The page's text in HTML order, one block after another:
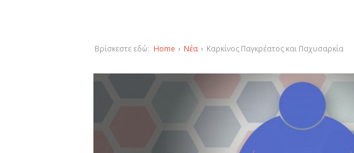
Βρίσκεστε εδώ: Home › Νέα › Καρκίνος Παγκρέατος και Παχυσαρκία